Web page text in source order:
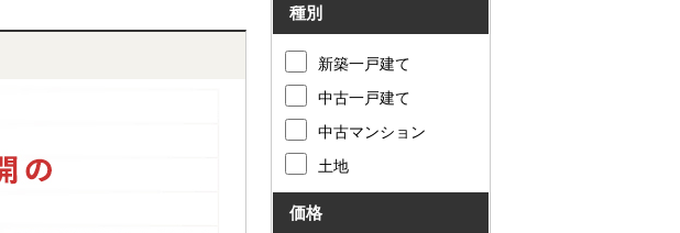
種別
新築一戸建て
中古一戸建て
中古マンション
土地
価格